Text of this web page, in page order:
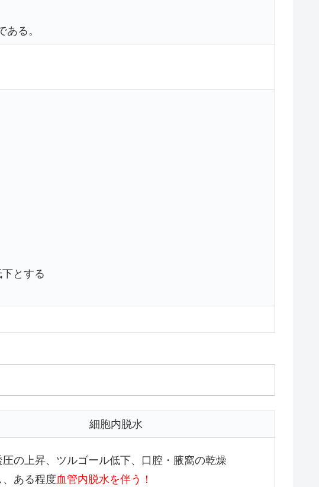
る。
とする
細胞内脱水
圧の上昇、ツルゴール低下、口腔・腋窩の乾燥
ある程度血管内脱水を伴う！